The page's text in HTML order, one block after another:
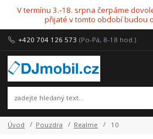
V termínu 3.-18. srpna čerpáme
přijaté v tomto období budou
+420 704 126 573 (Po-Pá, 8-18 hod.)
Úvod Pouzdra Realme 10